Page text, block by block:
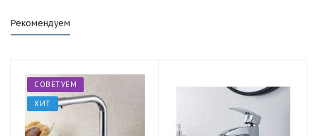
Рекомендуем
СОВЕТУЕМ
ХИТ